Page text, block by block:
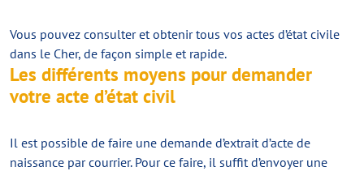
Vous pouvez consulter et obtenir tous vos actes d’état civile
dans le Cher, de façon simple et rapide.
Les différents moyens pour demander
votre acte d’état civil
Il est possible de faire une demande d’extrait d’acte de
naissance par courrier. Pour ce faire, il suffit d’envoyer une